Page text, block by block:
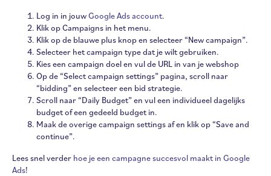
Log in in jouwGoogle Ads account.
Klik op Campaigns in het menu.
Klik op de blauwe plus knop en selecteer “New campaign”.
Selecteer het campaign type dat je wilt gebruiken.
Kies een campaign doel en vul de URL in van je webshop
Op de “Select campaign settings” pagina, scroll naar
“bidding” en selecteer een bid strategie.
Scroll naar “Daily Budget” en vul een individueel dagelijks
budget of een gedeeld budget in.
Maak de overige campaign settings af en klik op “Save and
continue”.
Lees snel verder hoe je een campagne succesvol maakt in Google
Ads!